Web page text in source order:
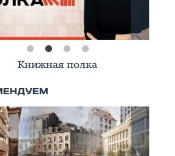
Книжная полка